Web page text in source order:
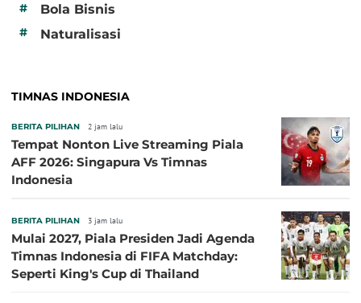
# Bola Bisnis
# Naturalisasi
TIMNAS INDONESIA
BERITA PILIHAN 2 jam lalu
Tempat Nonton Live Streaming Piala
AFF 2026: Singapura Vs Timnas
Indonesia
BERITA PILIHAN 3 jam lalu
Mulai 2027, Piala Presiden Jadi Agenda
Timnas Indonesia di FIFA Matchday:
Seperti King's Cup di Thailand